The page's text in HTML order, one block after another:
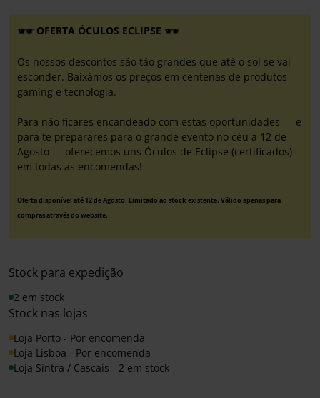
OFERTA ÓCULOS ECLIPSE
Os nossos descontos são tão grandes que até o sol se vai
esconder. Baixámos os preços em centenas de produtos
gaming e tecnologia.
Para não ficares encandeado com estas oportunidades — e
para te preparares para o grande evento no céu a 12 de
Agosto — oferecemos uns Óculos de Eclipse (certificados)
em todas as encomendas!
Oferta disponível até 12 de Agosto. Limitado ao stock existente. Válido apenas para
compras através do website.
Stock para expedição
2 em stock
Stock nas lojas
Loja Porto - Por encomenda
Loja Lisboa - Por encomenda
Loja Sintra / Cascais - 2 em stock